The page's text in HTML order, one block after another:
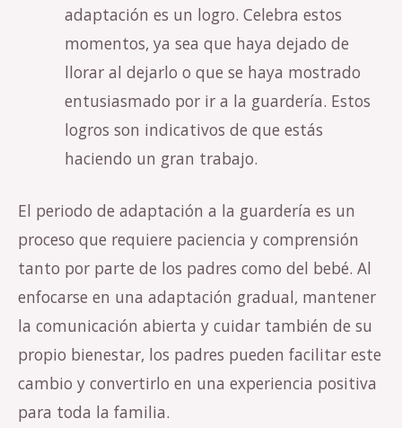
adaptación es un logro. Celebra estos
momentos, ya sea que haya dejado de
llorar al dejarlo o que se haya mostrado
entusiasmado por ir a la guardería. Estos
logros son indicativos de que estás
haciendo un gran trabajo.
El periodo de adaptación a la guardería es un
proceso que requiere paciencia y comprensión
tanto por parte de los padres como del bebé. Al
enfocarse en una adaptación gradual, mantener
la comunicación abierta y cuidar también de su
propio bienestar, los padres pueden facilitar este
cambio y convertirlo en una experiencia positiva
para toda la familia.